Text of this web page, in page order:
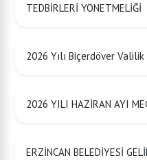
TEDBİRLERİ YÖNETMELİĞİ
2026 Yılı Biçerdöver
2026 YILI HAZİRAN AYI
ERZİNCAN BELEDİYESİ